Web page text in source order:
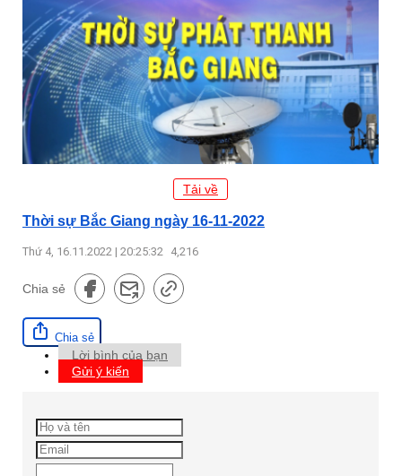
Tải về
Thời sự Bắc Giang ngày 16-11-2022
Thứ 4, 16.11.2022 | 20:25:32 4,216
Chia sẻ
Chia sẻ
Lời bình của bạn
Gửi ý kiến